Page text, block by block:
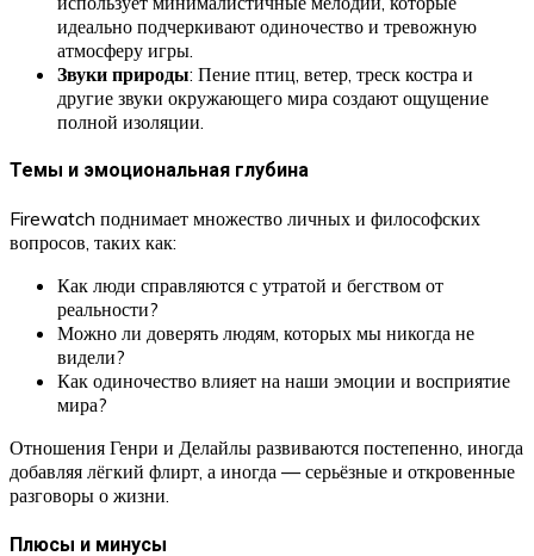
идеально подчеркивают одиночество и тревожную
атмосферу игры.
Звуки природы: Пение птиц, ветер, треск костра и
другие звуки окружающего мира создают ощущение
полной изоляции.
Темы и эмоциональная глубина
Firewatch поднимает множество личных и философских
вопросов, таких как:
Как люди справляются с утратой и бегством от
реальности?
Можно ли доверять людям, которых мы никогда не
видели?
Как одиночество влияет на наши эмоции и восприятие
мира?
Отношения Генри и Делайлы развиваются постепенно, иногда
добавляя лёгкий флирт, а иногда — серьёзные и откровенные
разговоры о жизни.
Плюсы и минусы